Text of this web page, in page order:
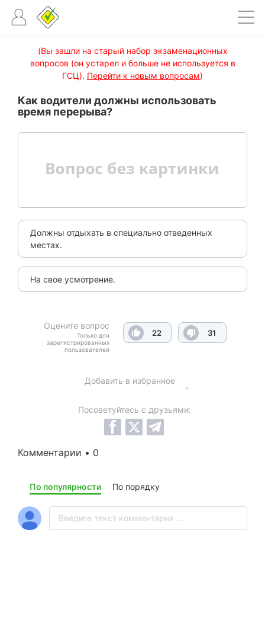
(Вы зашли на старый набор экзаменационных
вопросов (он устарел и больше не используется в
ГСЦ). Перейти к новым вопросам)
Как водители должны использовать
время перерыва?
Должны отдыхать в специально отведенных
местах.
На свое усмотрение.
Оцените вопрос
Только для
зарегистрированных
пользователей
22 31
Добавить в избранное
Посоветуйтесь с друзьями:
Комментарии • 0
По популярности По порядку